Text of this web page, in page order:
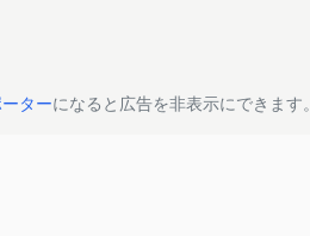
ターになると広告を非表示にできます。